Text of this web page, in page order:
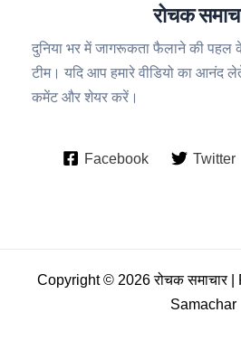
रोचक
दुनिया भर में जागरूकता फैलाने की पहल
टीम। यदि आप हमारे वीडियो का आनंद
कमेंट और शेयर करें।
Facebook Twitter
Copyright © 2026 रोचक समाचार
Samachar